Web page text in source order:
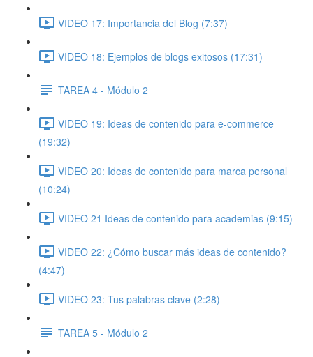
VIDEO 17: Importancia del Blog (7:37)
VIDEO 18: Ejemplos de blogs exitosos (17:31)
TAREA 4 - Módulo 2
VIDEO 19: Ideas de contenido para e-commerce
(19:32)
VIDEO 20: Ideas de contenido para marca personal
(10:24)
VIDEO 21 Ideas de contenido para academias (9:15)
VIDEO 22: ¿Cómo buscar más ideas de contenido?
(4:47)
VIDEO 23: Tus palabras clave (2:28)
TAREA 5 - Módulo 2